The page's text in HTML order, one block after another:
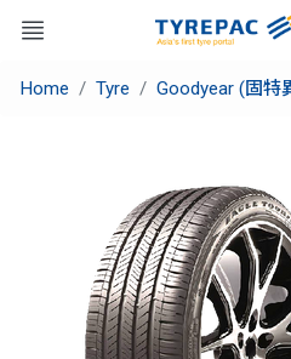
Home Tyre Goodyear (固特